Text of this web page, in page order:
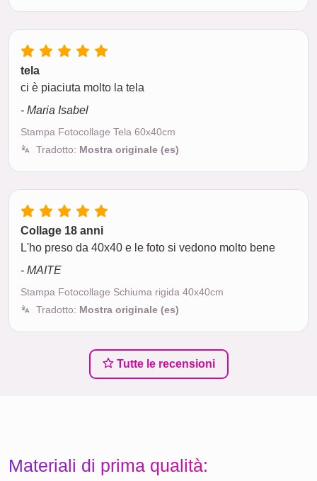
tela
ci è piaciuta molto la tela
- Maria Isabel
Stampa Fotocollage Tela 60x40cm
Tradotto: Mostra originale (es)
Collage 18 anni
L'ho preso da 40x40 e le foto si vedono molto bene
- MAITE
Stampa Fotocollage Schiuma rigida 40x40cm
Tradotto: Mostra originale (es)
Tutte le recensioni
Materiali di prima qualità: